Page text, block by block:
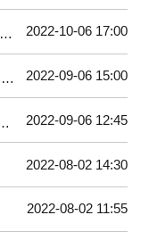
2022-10-06 17:00
2022-09-06 15:00
2022-09-06 12:45
2022-08-02 14:30
2022-08-02 11:55